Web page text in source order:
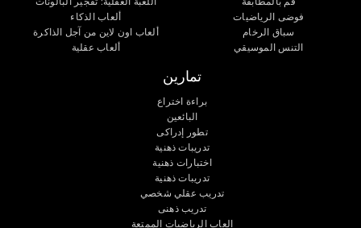
فوضى الرياضيات
سباق الرخام
التنس الموسيقي
ألعاب الذكاء
ألعاب اون لاين من آجل الذاكرة
ألعاب عقلية
تمارين
براءة اختراع
البائعين
تطور إدراكى
تدريبات ذهنية
اختبارات ذهنية
تدريبات ذهنية
تدريب عقلي شخصي
تدريب ذهنى
العاب الرياضيات الممتعة